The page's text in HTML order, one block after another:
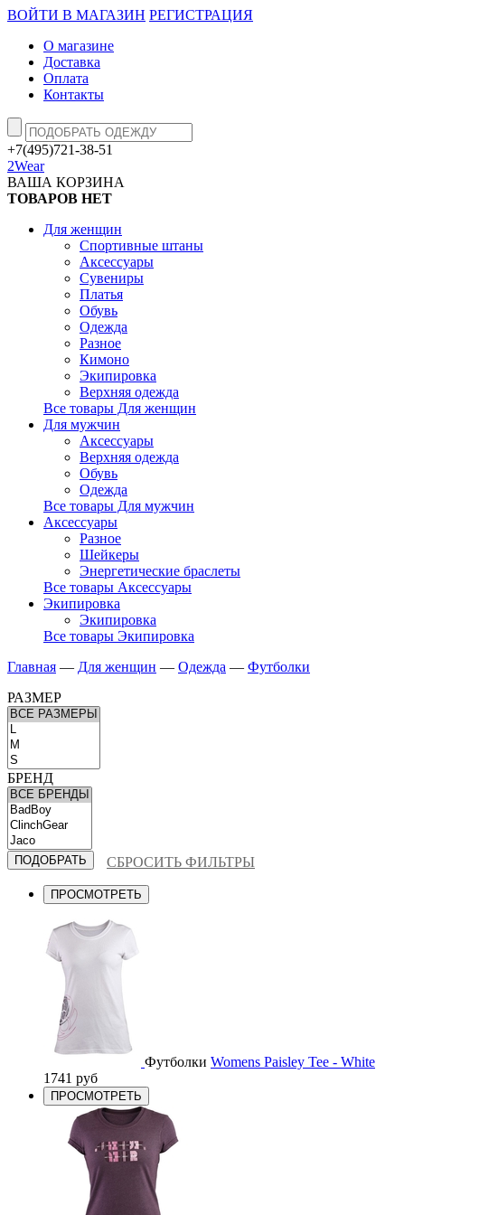
ВОЙТИ В МАГАЗИН РЕГИСТРАЦИЯ
О магазине
Доставка
Оплата
Контакты
+7(495)721-38-51
2Wear
ВАША КОРЗИНА
ТОВАРОВ НЕТ
Для женщин
Спортивные штаны
Аксессуары
Сувениры
Платья
Обувь
Одежда
Разное
Кимоно
Экипировка
Верхняя одежда
Все товары Для женщин
Для мужчин
Аксессуары
Верхняя одежда
Обувь
Одежда
Все товары Для мужчин
Аксессуары
Разное
Шейкеры
Энергетические браслеты
Все товары Аксессуары
Экипировка
Экипировка
Все товары Экипировка
Главная — Для женщин — Одежда — Футболки
РАЗМЕР
БРЕНД
СБРОСИТЬ ФИЛЬТРЫ
ПРОСМОТРЕТЬ
Футболки Womens Paisley Tee - White
1741 руб
ПРОСМОТРЕТЬ